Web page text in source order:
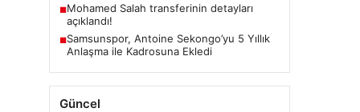
■Mohamed Salah transferinin detayları
açıklandı!
■Samsunspor, Antoine Sekongo’yu 5 Yıllık
Anlaşma ile Kadrosuna Ekledi
Güncel